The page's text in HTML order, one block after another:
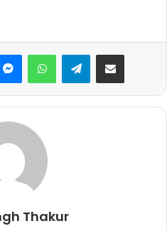
MessengerWhatsAppTelegramShare via Email
Thakur